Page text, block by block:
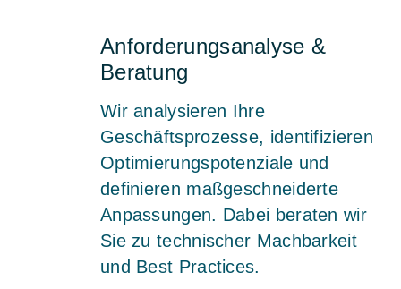
Anforderungsanalyse &
Beratung
Wir analysieren Ihre
Geschäftsprozesse, identifizieren
Optimierungspotenziale und
definieren maßgeschneiderte
Anpassungen. Dabei beraten wir
Sie zu technischer Machbarkeit
und Best Practices.